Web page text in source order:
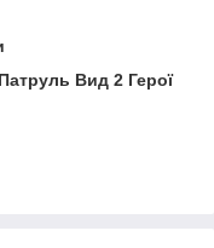
Вид 2 Герої